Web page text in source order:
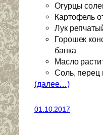
Огурцы
Картофель
Лук
Горошек
банка
Масло
Соль, перец
(далее…)
01.10.2017